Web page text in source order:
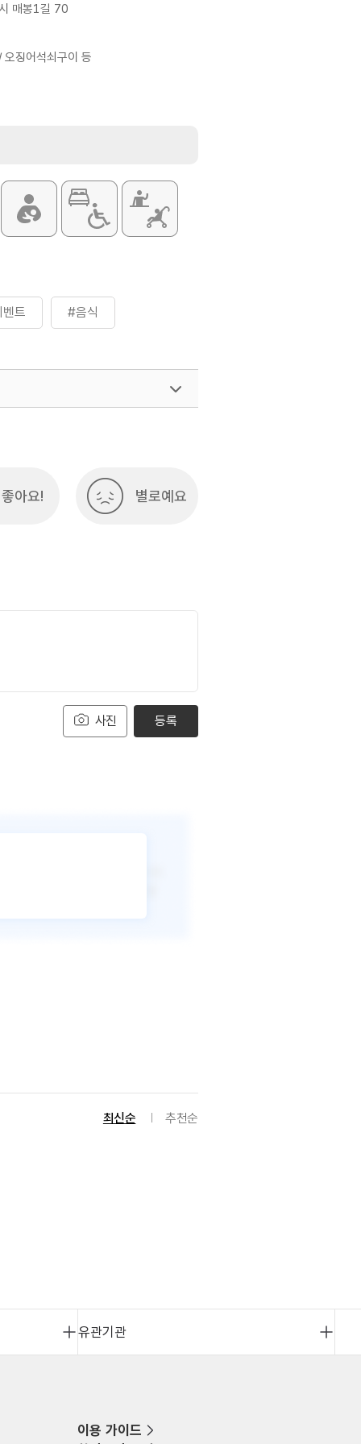
매봉1길 70
오징어석쇠구이 등
트 #음식
좋아요! 별로예요
사진 등록
최신순 추천순
유관기관
이용 가이드